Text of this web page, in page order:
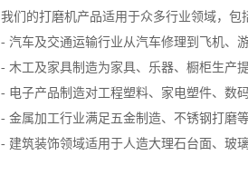
我们的打磨机产品适用于众多行业领域，包
- 汽车及交通运输行业从汽车修理到飞机、
- 木工及家具制造为家具、乐器、橱柜生产
- 电子产品制造对工程塑料、家电塑件、数
- 金属加工行业满足五金制造、不锈钢打磨
- 建筑装饰领域适用于人造大理石台面、玻